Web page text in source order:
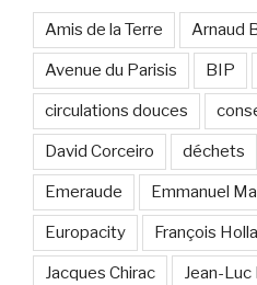
Amis de la Terre Arnaud
Avenue du Parisis BIP
circulations douces
David Corceiro déchets
Emeraude Emmanuel
Europacity François
Jacques Chirac Jean-Luc